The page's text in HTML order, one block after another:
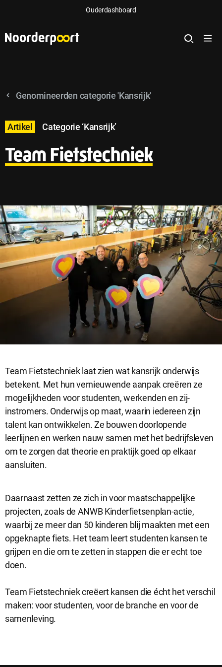
Noodzakelijke cookies
werken.
Functionele cookies
Ouderdashboard
Genomineerden categorie 'Kansrijk'
Team Fietstechniek
Artikel Categorie ‘Kansrijk’
Team Fietstechniek laat zien wat kansrijk onderwijs
betekent. Met hun vernieuwende aanpak creëren ze
mogelijkheden voor studenten, werkenden en zij-
instromers. Onderwijs op maat, waarin iedereen zijn
talent kan ontwikkelen. Ze bouwen doorlopende
leerlijnen en werken nauw samen met het bedrijfsleven
om te zorgen dat theorie en praktijk goed op elkaar
aansluiten.
Daarnaast zetten ze zich in voor maatschappelijke
projecten, zoals de ANWB Kinderfietsenplan-actie,
waarbij ze meer dan 50 kinderen blij maakten met een
opgeknapte fiets. Het team leert studenten kansen te
grijpen en die om te zetten in stappen die er echt toe
doen.
Team Fietstechniek creëert kansen die écht het verschil
maken: voor studenten, voor de branche en voor de
samenleving.